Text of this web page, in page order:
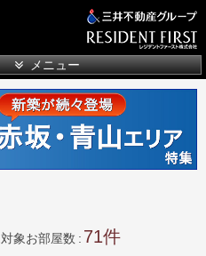
メニュー
対象お部屋数 71